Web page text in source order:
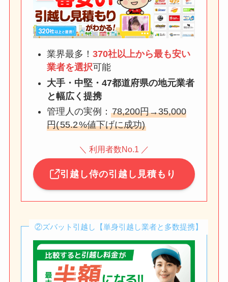
業界最多！ 370社以上から最も安い
業者を選択可能
大手・中堅・47都道府県の地元業者
と幅広く提携
管理人の実例： 78,200円→35,000
円(55.2%値下げに成功)
＼ 利用者数No.1 ／
引越し侍の引越し見積もり
②ズバット引越し【単身引越し業者と多数提携】